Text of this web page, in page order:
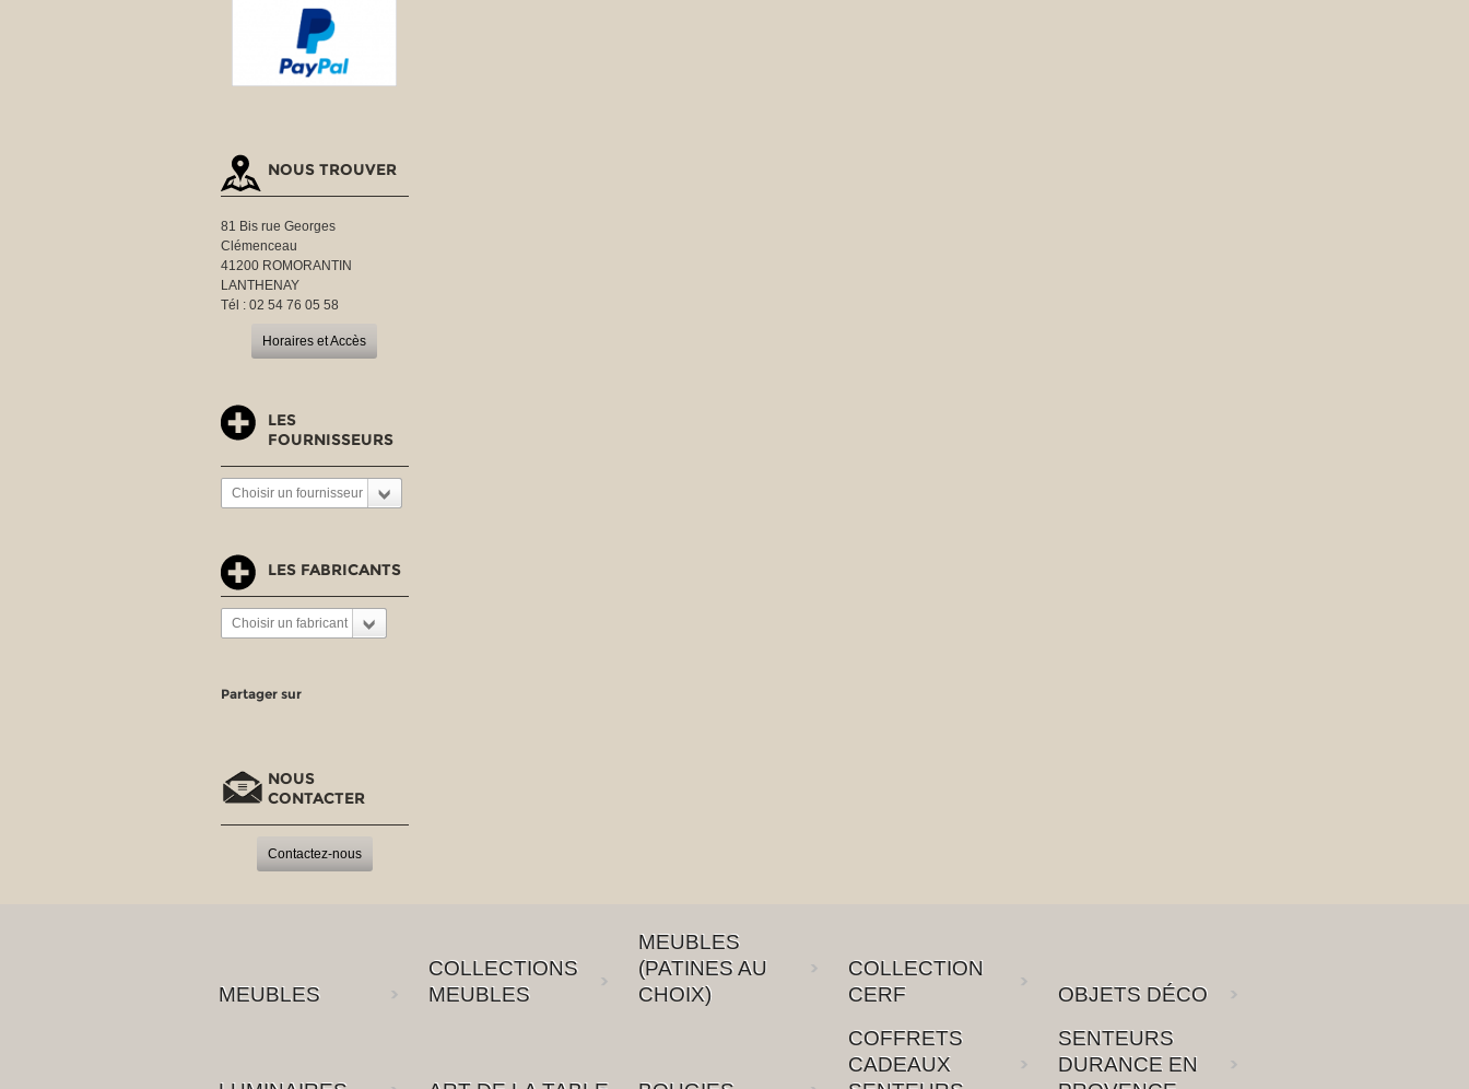
NOUS TROUVER
81 Bis rue Georges
Clémenceau
41200 ROMORANTIN
LANTHENAY
Tél : 02 54 76 05 58
Horaires et Accès
LES
FOURNISSEURS
Choisir un fournisseur
LES FABRICANTS
Choisir un fabricant
Partager sur
NOUS
CONTACTER
Contactez-nous
MEUBLES
COLLECTIONS
MEUBLES
MEUBLES
(PATINES AU
CHOIX)
COLLECTION
CERF
OBJETS DÉCO
COFFRETS
CADEAUX
SENTEURS
DURANCE EN